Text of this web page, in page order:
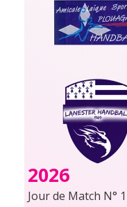
2026
Jour de Match N°